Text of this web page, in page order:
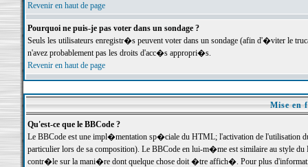
Revenir en haut de page
Pourquoi ne puis-je pas voter dans un sondage ?
Seuls les utilisateurs enregistr�s peuvent voter dans un sondage (afin d'�viter le
n'avez probablement pas les droits d'acc�s appropri�s.
Revenir en haut de page
Mise en
Qu'est-ce que le BBCode ?
Le BBCode est une impl�mentation sp�ciale du HTML; l'activation de l'utilisation
particulier lors de sa composition). Le BBCode en lui-m�me est similaire au style
contr�le sur la mani�re dont quelque chose doit �tre affich�. Pour plus